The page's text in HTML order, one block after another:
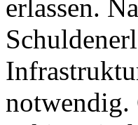
erlassen.
notwendig.